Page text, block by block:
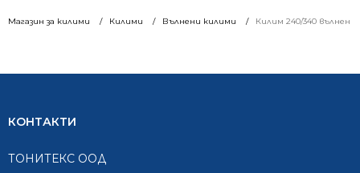
Магазин за килими Килими Вълнени килими Килим 240/340 вълнен
КОНТАКТИ
ТОНИТЕКС ООД